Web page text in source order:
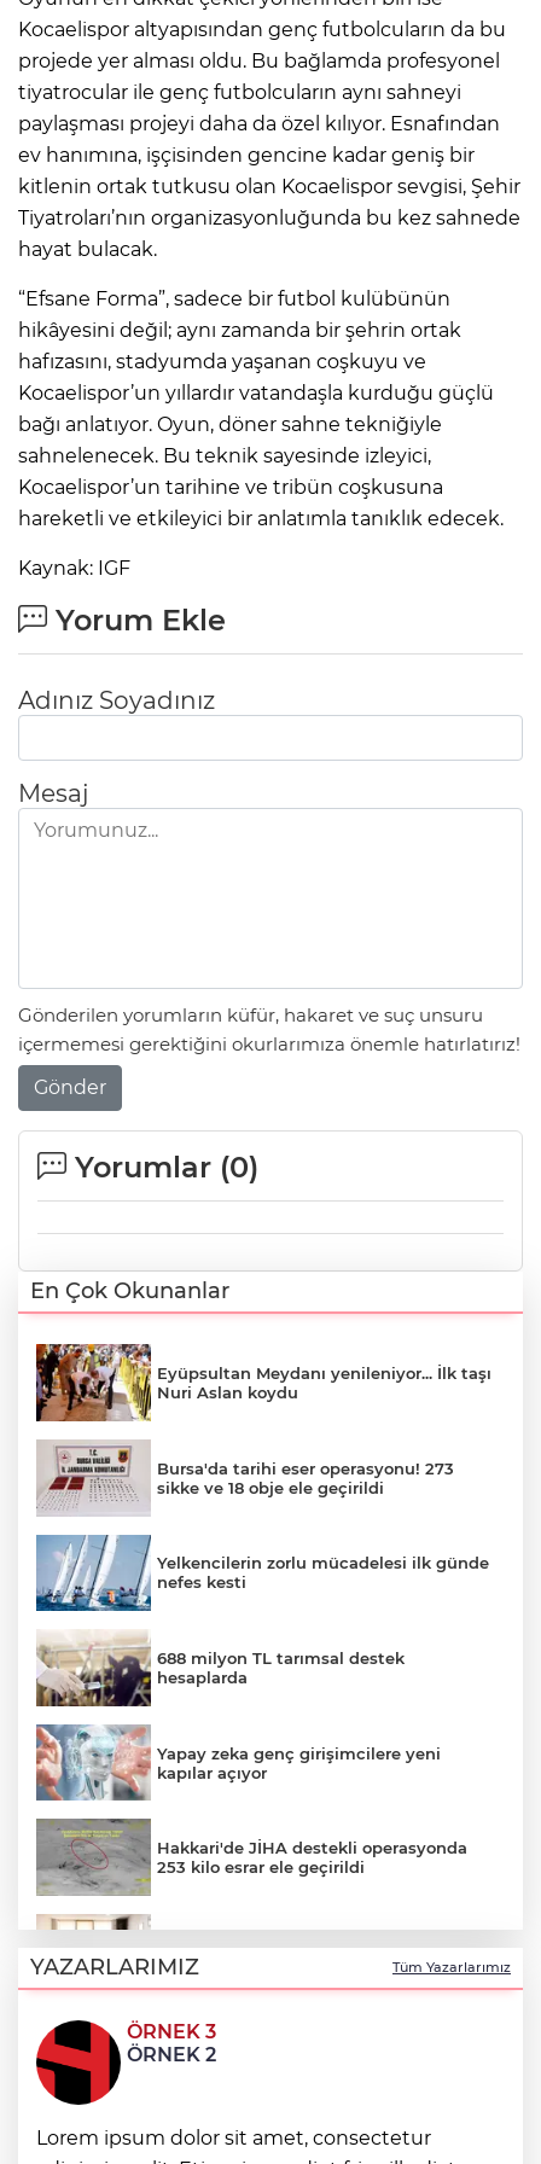
Kocaelispor altyapısından genç futbolcuların da bu
projede yer alması oldu. Bu bağlamda profesyonel
tiyatrocular ile genç futbolcuların aynı sahneyi
paylaşması projeyi daha da özel kılıyor. Esnafından
ev hanımına, işçisinden gencine kadar geniş bir
kitlenin ortak tutkusu olan Kocaelispor sevgisi, Şehir
Tiyatroları’nın organizasyonluğunda bu kez sahnede
hayat bulacak.
“Efsane Forma”, sadece bir futbol kulübünün
hikâyesini değil; aynı zamanda bir şehrin ortak
hafızasını, stadyumda yaşanan coşkuyu ve
Kocaelispor’un yıllardır vatandaşla kurduğu güçlü
bağı anlatıyor. Oyun, döner sahne tekniğiyle
sahnelenecek. Bu teknik sayesinde izleyici,
Kocaelispor’un tarihine ve tribün coşkusuna
hareketli ve etkileyici bir anlatımla tanıklık edecek.
Kaynak: IGF
Yorum Ekle
Adınız Soyadınız
Mesaj
Gönderilen yorumların küfür, hakaret ve suç unsuru
içermemesi gerektiğini okurlarımıza önemle hatırlatırız!
Gönder
Yorumlar (0)
En Çok Okunanlar
Eyüpsultan Meydanı yenileniyor... İlk taşı
Nuri Aslan koydu
Bursa'da tarihi eser operasyonu! 273
sikke ve 18 obje ele geçirildi
Yelkencilerin zorlu mücadelesi ilk günde
nefes kesti
688 milyon TL tarımsal destek
hesaplarda
Yapay zeka genç girişimcilere yeni
kapılar açıyor
Hakkari'de JİHA destekli operasyonda
253 kilo esrar ele geçirildi
nezaket ziyareti
İstanbul Maltepe’de çocuklar kitapların
renkli dünyasında
Edirne Keşan’dan Elazığ'a gönül köprüsü
YAZARLARIMIZ Tüm Yazarlarımız
ÖRNEK 3
ÖRNEK 2
Lorem ipsum dolor sit amet, consectetur